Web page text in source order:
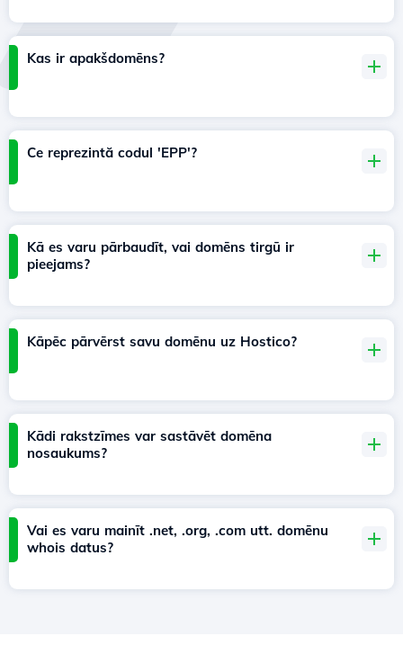
Kas ir apakšdomēns?
Ce reprezintă codul 'EPP'?
Kā es varu pārbaudīt, vai domēns tirgū ir
pieejams?
Kāpēc pārvērst savu domēnu uz Hostico?
Kādi rakstzīmes var sastāvēt domēna
nosaukums?
Vai es varu mainīt .net, .org, .com utt. domēnu
whois datus?